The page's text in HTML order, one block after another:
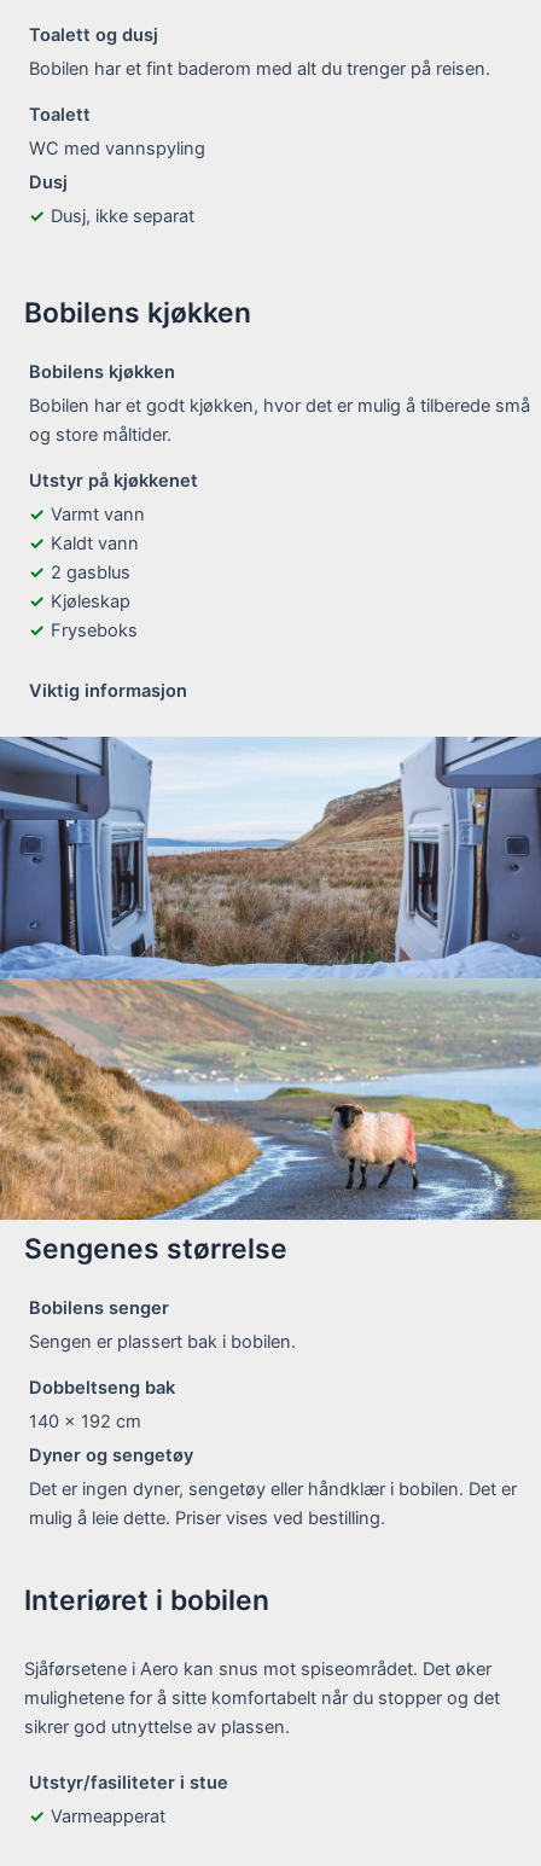
Toalett og dusj
Bobilen har et fint baderom med alt du trenger på reisen.
Toalett
WC med vannspyling
Dusj
Dusj, ikke separat
Bobilens kjøkken
Bobilens kjøkken
Bobilen har et godt kjøkken, hvor det er mulig å tilberede små
og store måltider.
Utstyr på kjøkkenet
Varmt vann
Kaldt vann
2 gasblus
Kjøleskap
Fryseboks
Viktig informasjon
Sengenes størrelse
Bobilens senger
Sengen er plassert bak i bobilen.
Dobbeltseng bak
140 x 192 cm
Dyner og sengetøy
Det er ingen dyner, sengetøy eller håndklær i bobilen. Det er
mulig å leie dette. Priser vises ved bestilling.
Interiøret i bobilen
Sjåførsetene i Aero kan snus mot spiseområdet. Det øker
mulighetene for å sitte komfortabelt når du stopper og det
sikrer god utnyttelse av plassen.
Utstyr/fasiliteter i stue
Varmeapperat